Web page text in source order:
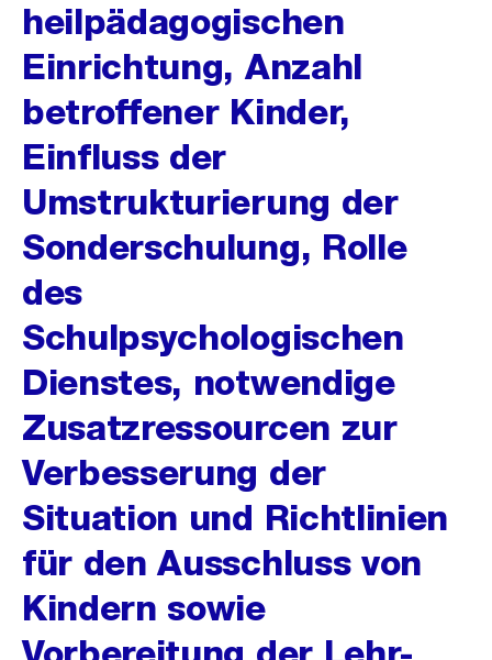
heilpädagogischen
Einrichtung, Anzahl
betroffener Kinder,
Einfluss der
Umstrukturierung der
Sonderschulung, Rolle
des
Schulpsychologischen
Dienstes, notwendige
Zusatzressourcen zur
Verbesserung der
Situation und Richtlinien
für den Ausschluss von
Kindern sowie